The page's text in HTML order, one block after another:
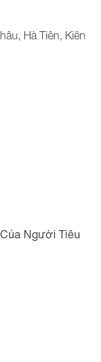
Hà Tiên, Kiên
Người Tiêu